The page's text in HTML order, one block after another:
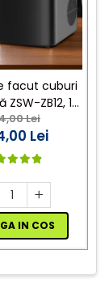
facut cuburi
ZB12, 12
1.2L,
Design
Negru
Lei
Lei
IN COS